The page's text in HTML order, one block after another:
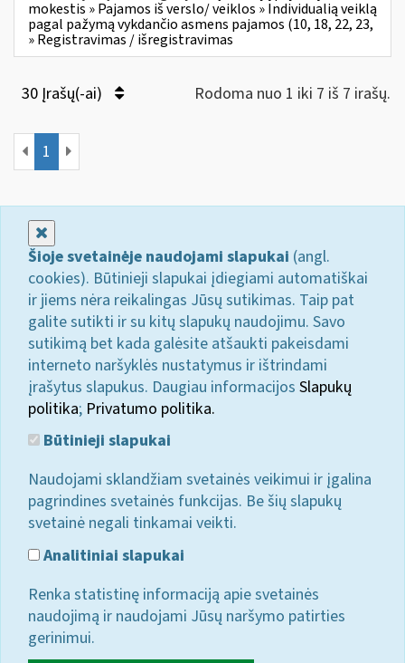
mokestis » Pajamos iš verslo/ veiklos » Individualią veiklą
pagal pažymą vykdančio asmens pajamos (10, 18, 22, 23,
» Registravimas / išregistravimas
30 Įrašų(-ai) Rodoma nuo 1 iki 7 iš 7 irašų.
1
Šioje svetainėje naudojami slapukai (angl.
cookies). Būtinieji slapukai įdiegiami automatiškai
ir jiems nėra reikalingas Jūsų sutikimas. Taip pat
galite sutikti ir su kitų slapukų naudojimu. Savo
sutikimą bet kada galėsite atšaukti pakeisdami
interneto naršyklės nustatymus ir ištrindami
įrašytus slapukus. Daugiau informacijos Slapukų
politika; Privatumo politika.
Būtinieji slapukai
Naudojami sklandžiam svetainės veikimui ir įgalina
pagrindines svetainės funkcijas. Be šių slapukų
svetainė negali tinkamai veikti.
Analitiniai slapukai
Renka statistinę informaciją apie svetainės
naudojimą ir naudojami Jūsų naršymo patirties
gerinimui.